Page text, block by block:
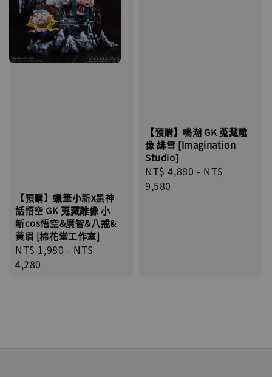
【預購】蠟筆小新x黑神
話悟空 GK 蒐藏雕像 小
新cos悟空&廣智&八戒&
黃眉 [棉花堂工作室]
Regular
price
NT$ 1,980 - NT$
4,280
【預購】鳴潮 GK 蒐藏雕
像 緋雪 [Imagination
Studio]
Regular
price
NT$ 4,880 - NT$
9,580